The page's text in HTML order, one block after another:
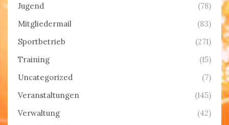
Jugend
(78)
Mitgliedermail
(83)
Sportbetrieb
(271)
Training
(15)
Uncategorized
(7)
Veranstaltungen
(145)
Verwaltung
(42)